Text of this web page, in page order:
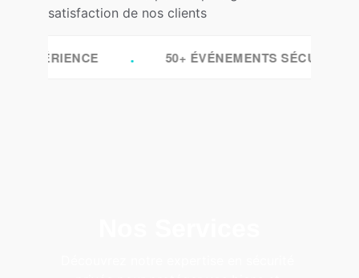
satisfaction de nos clients